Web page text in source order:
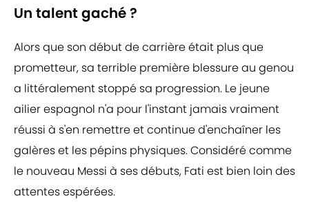
Un talent gaché ?
Alors que son début de carrière était plus que
prometteur, sa terrible première blessure au genou
a littéralement stoppé sa progression. Le jeune
ailier espagnol n'a pour l'instant jamais vraiment
réussi à s'en remettre et continue d'enchaîner les
galères et les pépins physiques. Considéré comme
le nouveau Messi à ses débuts, Fati est bien loin des
attentes espérées.